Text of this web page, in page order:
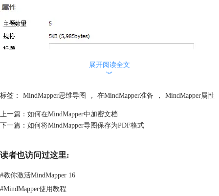
展开阅读全文
︾
标签： MindMapper思维导图 ， 在MindMapper准备 ， MindMapper属性
上一篇： 如何在MindMapper中加密文档
下一篇： 如何将MindMapper导图保存为PDF格式
读者也访问过这里:
#教你激活MindMapper 16
#MindMapper使用教程